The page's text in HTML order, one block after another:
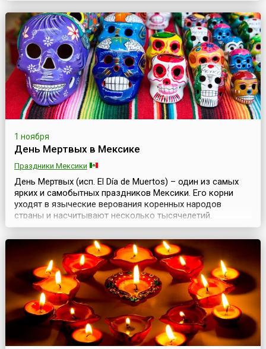
Хэнкок, Дайана Кролл и многие другие. Для многих
будущих знаменитостей выступление на фестивальной
сцене стало удачным стартом музыкальной карь...
1 ноября
День Мертвых в Мексике
Праздники Мексики
День Мертвых (исп. El Día de Muertos) – один из самых
ярких и самобытных праздников Мексики. Его корни
уходят в языческие верования коренных народов
страны и насчитывают несколько тысячелетий.
Например, в жизни ацтеков и майя культ Смерти и
ритуалы, посвященные почитанию умерших предков,
занимали особое место. Эти традиции были настолько
сильны, что не только продолжились после прихода на
амер...